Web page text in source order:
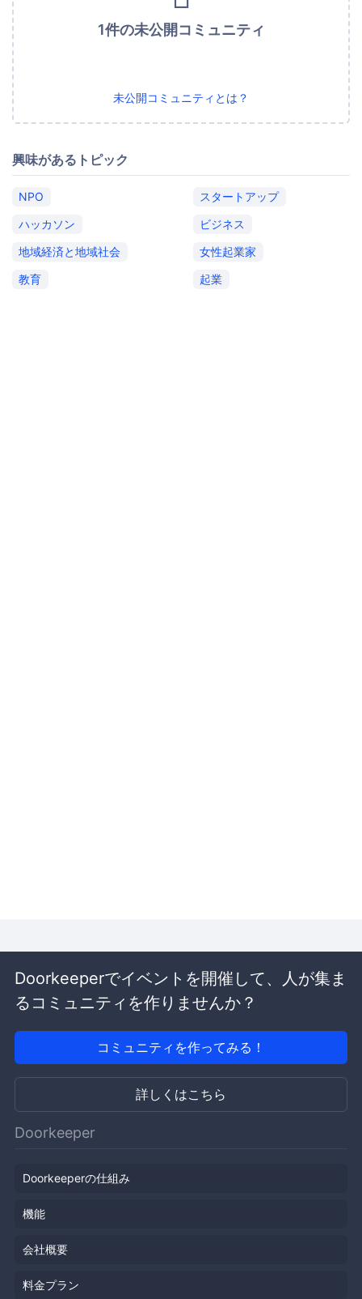
1件の未公開コミュニティ
未公開コミュニティとは？
興味があるトピック
NPO
スタートアップ
ハッカソン
ビジネス
地域経済と地域社会
女性起業家
教育
起業
Doorkeeperでイベントを開催して、人が集ま
るコミュニティを作りませんか？
コミュニティを作ってみる！
詳しくはこちら
Doorkeeper
Doorkeeperの仕組み
機能
会社概要
料金プラン